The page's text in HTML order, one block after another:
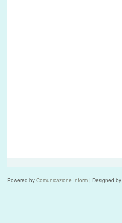
Powered by Comunicazione Inform | Designed by